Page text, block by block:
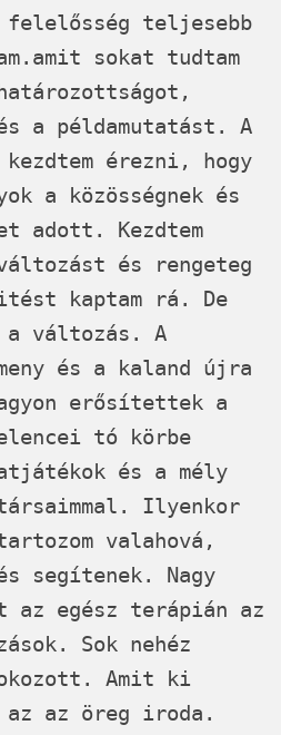
felelősség teljesebb
sokat tudtam
a példamutatást. A
érezni, hogy
a közösségnek és
adott. Kezdtem
és rengeteg
kaptam rá. De
a változás. A
és a kaland újra
erősítettek a
tó körbe
és a mély
Ilyenkor
valahová,
segítenek. Nagy
az egész terápián az
Sok nehéz
Amit ki
az az öreg iroda.